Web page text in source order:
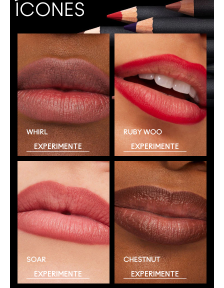
ÍCONES
EXPERIMENTE EXPERIMENTE
EXPERIMENTE EXPERIMENTE